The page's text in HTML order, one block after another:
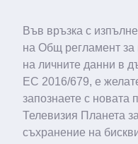
Във връзка с
на Общ регламент за
на личните данни в
ЕС 2016/679, е
запознаете с новата
Телевизия Планета
съхранение на